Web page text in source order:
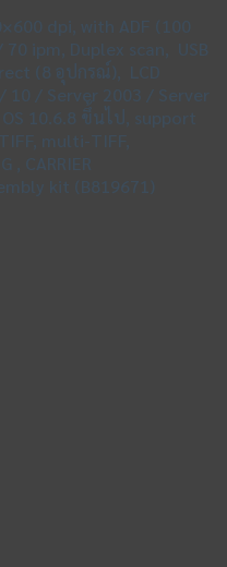
dpi, with ADF (100
ipm, Duplex scan, USB
(8 อุปกรณ์), LCD
/ Server 2003 / Server
10.6.8 ขึ้นไป, support
multi-TIFF,
, CARRIER
kit (B819671)